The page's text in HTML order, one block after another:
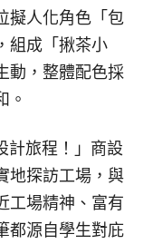
擬人化角色「包
組成「揪茶小
動，整體配色採
。
計旅程！」商設
地探訪工場，與
工場精神、富有
都源自學生對庇